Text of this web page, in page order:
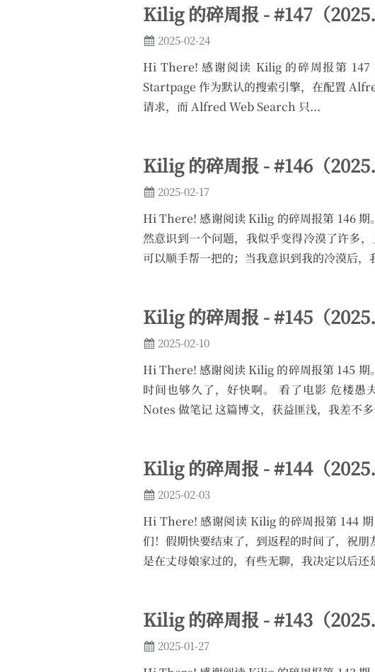
Kilig 的碎周报 - #147（
2025-02-24
Hi There! 感谢阅读 Kilig 的碎周报第 147
Startpage 作为默认的搜索引擎，在配置
请求，而 Alfred Web Search 只...
Kilig 的碎周报 - #146（
2025-02-17
Hi There! 感谢阅读 Kilig 的碎周报第 146 期
然意识到一个问题，我似乎变得冷漠了许多
可以顺手帮一把的；当我意识到我的冷漠后
Kilig 的碎周报 - #145（
2025-02-10
Hi There! 感谢阅读 Kilig 的碎周报第 145 期
时间也够久了，好快啊。 看了电影 危楼愚
Notes 做笔记 这篇博文，获益匪浅，我差不
Kilig 的碎周报 - #144（
2025-02-03
Hi There! 感谢阅读 Kilig 的碎周报第 144
们！假期快要结束了，到返程的时间了，祝
是在丈母娘家过的，有些无聊，我决定以后
Kilig 的碎周报 - #143（
2025-01-27